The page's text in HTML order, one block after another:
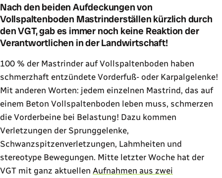
Nach den beiden Aufdeckungen von
Vollspaltenboden Mastrinderställen kürzlich durch
den VGT, gab es immer noch keine Reaktion der
Verantwortlichen in der Landwirtschaft!
100 % der Mastrinder auf Vollspaltenboden haben
schmerzhaft entzündete Vorderfuß- oder Karpalgelenke!
Mit anderen Worten: jedem einzelnen Mastrind, das auf
einem Beton Vollspaltenboden leben muss, schmerzen
die Vorderbeine bei Belastung! Dazu kommen
Verletzungen der Sprunggelenke,
Schwanzspitzenverletzungen, Lahmheiten und
stereotype Bewegungen. Mitte letzter Woche hat der
VGT mit ganz aktuellen Aufnahmen aus zwei